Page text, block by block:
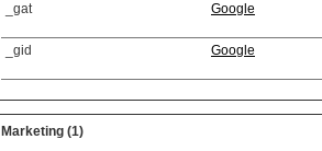
_gat Google
_gid Google
Marketing (1)